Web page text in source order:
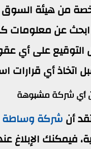
من هيئة السوق
ابحث عن معلومات
التوقيع على أي
اتخاذ أي قرارات
أنشركة وساطة
فيمكنك الإبلاغ